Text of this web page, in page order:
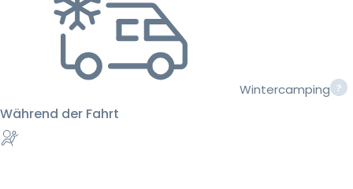
Wintercamping
Während der Fahrt